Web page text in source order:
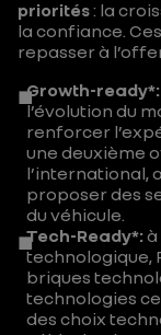
priorités: la
la confiance.
repasser à
Growth-ready*:
l’évolution du
renforcer
une deuxième
l’international,
proposer des
du véhicule.
Tech-Ready*:à
technologique,
briques
technologies
des choix
Gr
ow
th-